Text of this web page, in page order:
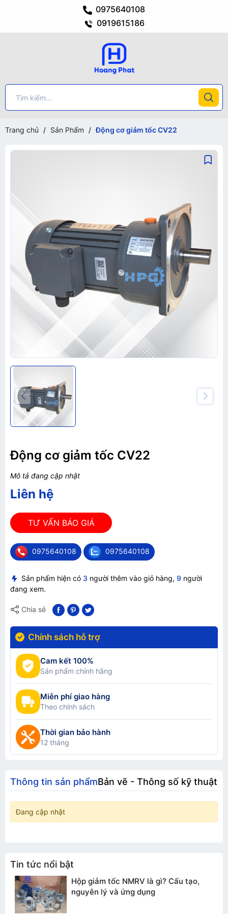
0975640108
0919615186
Trang chủ / Sản Phẩm / Động cơ giảm tốc CV22
Động cơ giảm tốc CV22
Mô tả đang cập nhật
Liên hệ
TƯ VẤN BÁO GIÁ
0975640108 0975640108
Sản phẩm hiện có 3 người thêm vào giỏ hàng, 9 người
đang xem.
Chia sẻ
Chính sách hỗ trợ
Cam kết 100%
Sản phẩm chính hãng
Miễn phí giao hàng
Theo chính sách
Thời gian bảo hành
12 tháng
Thông tin sản phẩmBản vẽ - Thông số kỹ thuật
Đang cập nhật
Tin tức nổi bật
Hộp giảm tốc NMRV là gì? Cấu tạo,
nguyên lý và ứng dụng